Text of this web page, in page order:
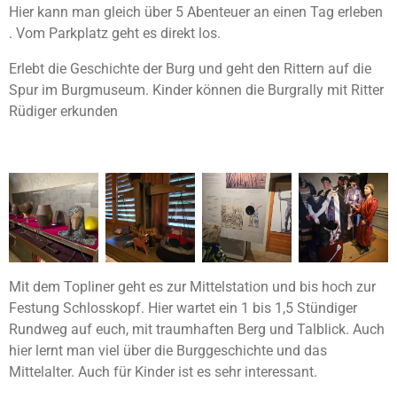
Hier kann man gleich über 5 Abenteuer an einen Tag erleben
. Vom Parkplatz geht es direkt los.
Erlebt die Geschichte der Burg und geht den Rittern auf die
Spur im Burgmuseum. Kinder können die Burgrally mit Ritter
Rüdiger erkunden
Mit dem Topliner geht es zur Mittelstation und bis hoch zur
Festung Schlosskopf. Hier wartet ein 1 bis 1,5 Stündiger
Rundweg auf euch, mit traumhaften Berg und Talblick. Auch
hier lernt man viel über die Burggeschichte und das
Mittelalter. Auch für Kinder ist es sehr interessant.